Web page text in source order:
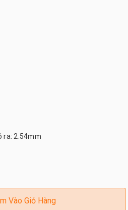
ra: 2.54mm
Vào Giỏ Hàng